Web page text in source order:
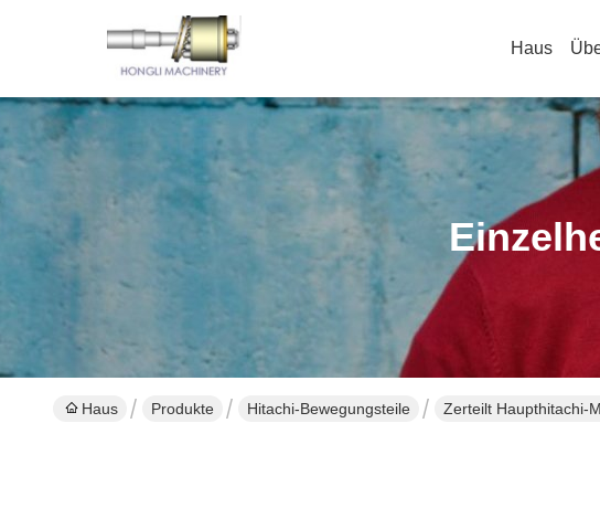
Haus
Haus Produkte Hitachi-Bewegungsteile Zerteilt Haupthitachi-